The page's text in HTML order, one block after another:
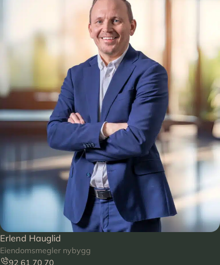
Erlend Hauglid
Eiendomsmegler nybygg
92 61 70 70